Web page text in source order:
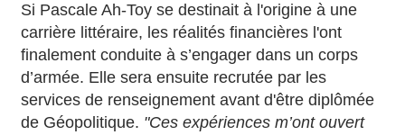
Si Pascale Ah-Toy se destinait à l'origine à une
carrière littéraire, les réalités financières l'ont
finalement conduite à s’engager dans un corps
d’armée. Elle sera ensuite recrutée par les
services de renseignement avant d'être diplômée
de Géopolitique. "Ces expériences m’ont ouvert